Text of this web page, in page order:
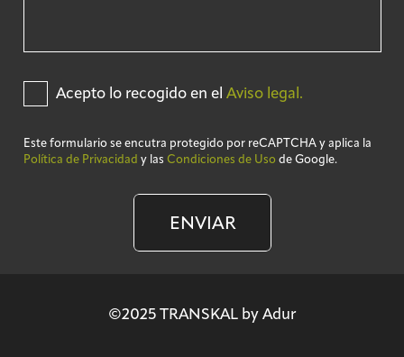
Acepto lo recogido en el Aviso legal.
Este formulario se encutra protegido por reCAPTCHA y aplica la
Política de Privacidad y las Condiciones de Uso de Google.
ENVIAR
©2025 TRANSKAL by Adur